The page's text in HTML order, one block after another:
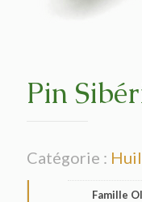
Pin
Catégorie :
Famille